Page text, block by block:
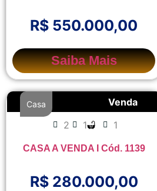
R$ 550.000,00
Saiba Mais
Venda
Casa
2 1 1
CASA A VENDA I Cód. 1139
R$ 280.000,00